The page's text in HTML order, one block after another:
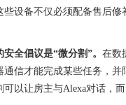
些设备不仅必须配备售后
全倡议是“微分割”。 在数
通信才能完成某些任务，
以让房主与Alexa对话，